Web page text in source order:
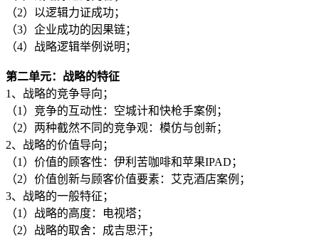
（2）以逻辑力证成功；
（3）企业成功的因果链；
（4）战略逻辑举例说明；
第二单元：战略的特征
1、战略的竞争导向；
（1）竞争的互动性：空城计和快枪手案例；
（2）两种截然不同的竞争观：模仿与创新；
2、战略的价值导向；
（1）价值的顾客性：伊利苦咖啡和苹果IPAD；
（2）价值创新与顾客价值要素：艾克酒店案例；
3、战略的一般特征；
（1）战略的高度：电视塔；
（2）战略的取舍：成吉思汗；